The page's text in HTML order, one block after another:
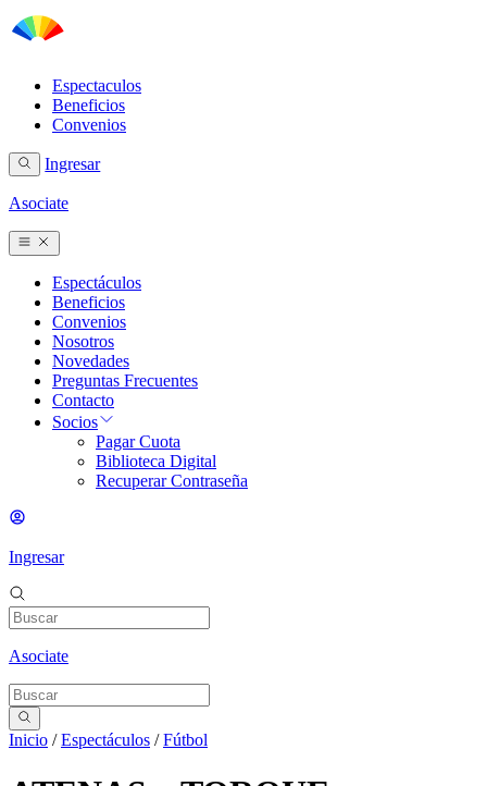
Espectaculos
Beneficios
Convenios
Ingresar
Asociate
Espectáculos
Beneficios
Convenios
Nosotros
Novedades
Preguntas Frecuentes
Contacto
Socios
Pagar Cuota
Biblioteca Digital
Recuperar Contraseña
Ingresar
Asociate
Inicio /Espectáculos /Fútbol